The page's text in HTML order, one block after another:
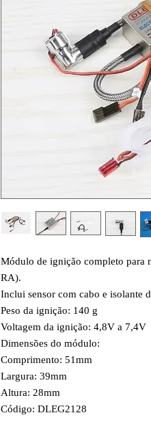
Módulo de ignição completo para
RA).
Inclui sensor com cabo e isolante
Peso da ignição: 140 g
Voltagem da ignição: 4,8V a 7,4V
Dimensões do módulo:
Comprimento: 51mm
Largura: 39mm
Altura: 28mm
Código: DLEG2128